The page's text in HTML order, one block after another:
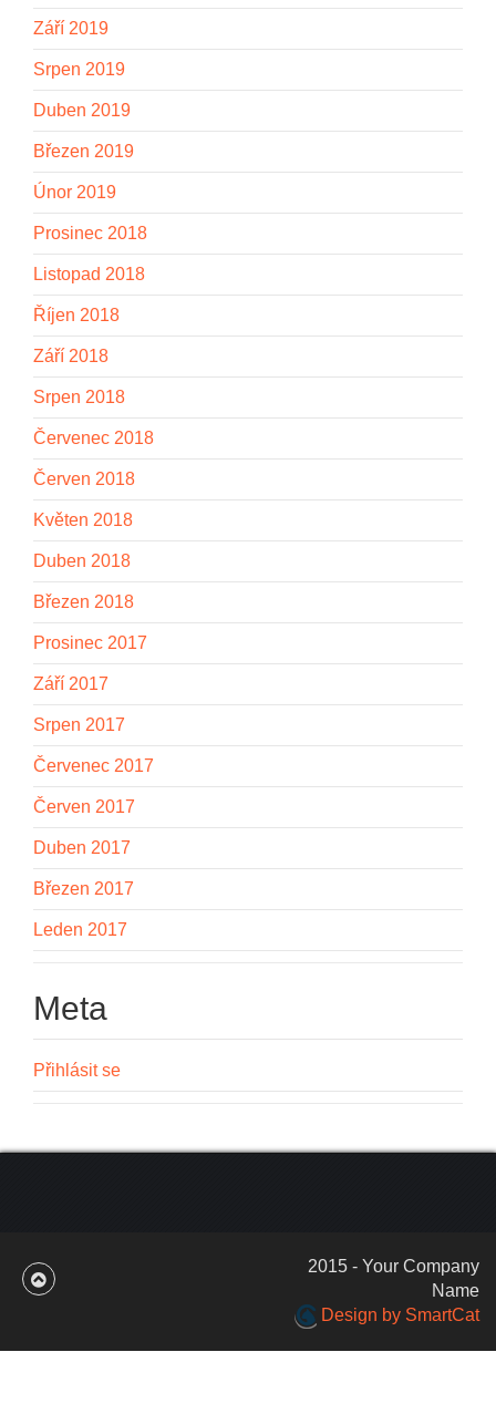
Září 2019
Srpen 2019
Duben 2019
Březen 2019
Únor 2019
Prosinec 2018
Listopad 2018
Říjen 2018
Září 2018
Srpen 2018
Červenec 2018
Červen 2018
Květen 2018
Duben 2018
Březen 2018
Prosinec 2017
Září 2017
Srpen 2017
Červenec 2017
Červen 2017
Duben 2017
Březen 2017
Leden 2017
Meta
Přihlásit se
2015 - Your Company
Name
Design by SmartCat